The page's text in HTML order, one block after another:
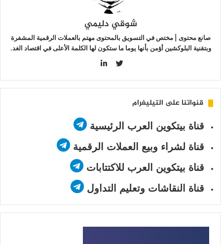
شوقي دليمي
صانع محتوى | مختص في التسويق بالمحتوى مهتم بالعملات الرقمية المشفرة
وبتقنية البلوكشين أؤمن بأنها يوما ما ستكون لها الكلمة الأعلى في اقتصاد الغد.
قنواتنا على التيليغرام
قناة بيتكوين العرب الرئيسية
قناة لشراء وبيع العملات الرقمية
قناة بيتكوين العرب للاكتتابات
قناة النقاشات وتعليم التداول